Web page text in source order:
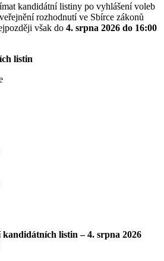
kandidátní listiny po vyhlášení voleb
rozhodnutí ve Sbírce zákonů
však do 4. srpna 2026 do 16:00
listin
listin – 4. srpna 2026